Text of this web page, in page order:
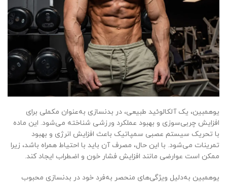
یوهمبین، یک آلکالوئید طبیعی، در بدنسازی به‌عنوان مکملی برای
افزایش چربی‌سوزی و بهبود عملکرد ورزشی شناخته می‌شود. این ماده
با تحریک سیستم عصبی سمپاتیک باعث افزایش انرژی و بهبود
تمرینات می‌شود. با این حال، مصرف آن باید با احتیاط همراه باشد، زیرا
ممکن است عوارضی مانند افزایش فشار خون و اضطراب ایجاد کند.
یوهمبین به‌دلیل ویژگی‌های منحصر به‌فرد خود در بدنسازی محبوب